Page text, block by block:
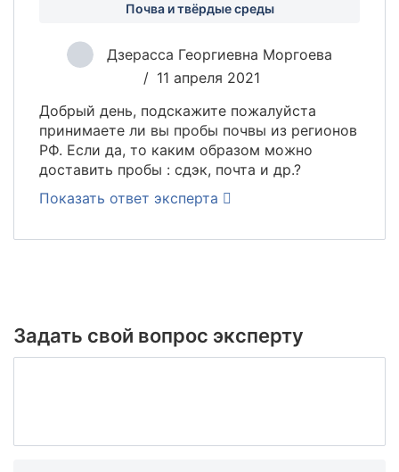
Анализ воды из реки, пруда
Микробиологический и паразитологический анализ
Анализ воды из бассейна
Анализ воды из бассейна
Микробиологический и паразитологический анализ воды из
бассейна
Анализ питательных сред, минеральных матов, воды для
полива (гидропоника)
Почва и твёрдые среды
Дзерасса Георгиевна Моргоева
11 апреля 2021
Добрый день, подскажите пожалуйста
принимаете ли вы пробы почвы из регионов
РФ. Если да, то каким образом можно
доставить пробы : сдэк, почта и др.?
Показать ответ эксперта
Задать свой вопрос эксперту